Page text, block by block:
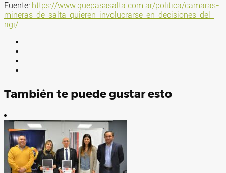
Fuente: https://www.quepasasalta.com.ar/politica/camaras-
mineras-de-salta-quieren-involucrarse-en-decisiones-del-
rigi/
También te puede gustar esto